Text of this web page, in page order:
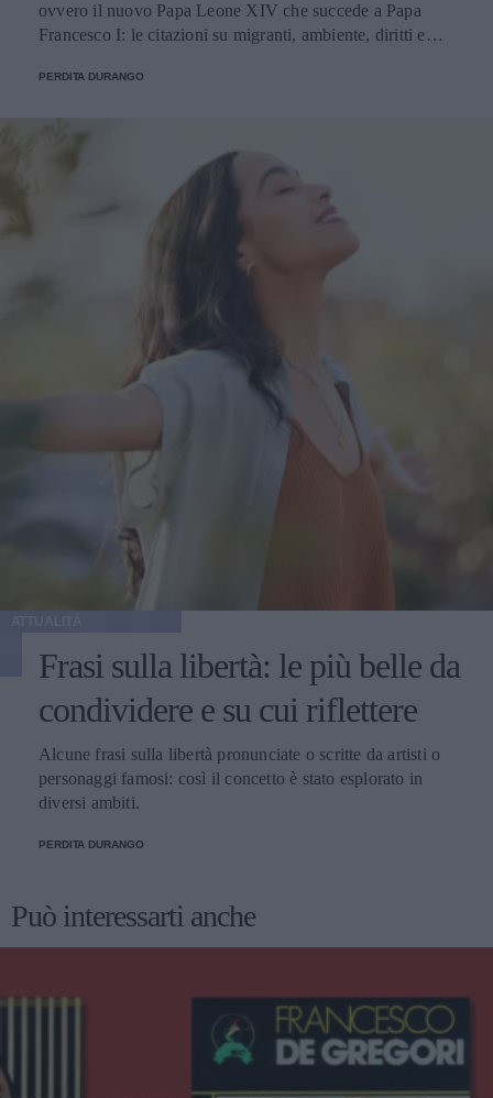
ovvero il nuovo Papa Leone XIV che succede a Papa
Francesco I: le citazioni su migranti, ambiente, diritti e
PERDITA DURANGO
Frasi sulla libertà: le più belle da
condividere e su cui riflettere
Alcune frasi sulla libertà pronunciate o scritte da artisti o
personaggi famosi: così il concetto è stato esplorato in
diversi ambiti.
PERDITA DURANGO
Può interessarti anche